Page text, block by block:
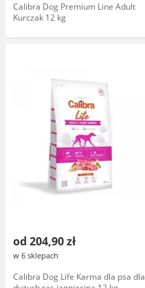
Calibra Dog Premium Line Adult
Kurczak 12 kg
od 204,90 zł
w 6 sklepach
Calibra Dog Life Karma dla psa dla